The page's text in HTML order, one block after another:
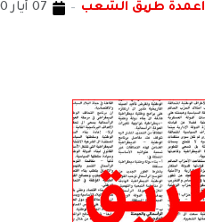
آعمدة طریق الشعب 07 أيار 2020